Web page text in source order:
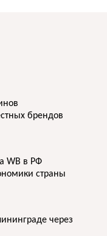
брендов
WB в РФ
страны
через